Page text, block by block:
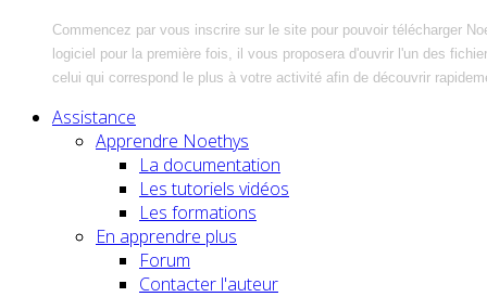
Commencez par vous inscrire sur le site pour pouvoir télécharger
logiciel pour la première fois, il vous proposera d'ouvrir l'un des
celui qui correspond le plus à votre activité afin de découvrir
Assistance
Apprendre Noethys
La documentation
Les tutoriels vidéos
Les formations
En apprendre plus
Forum
Contacter l'auteur